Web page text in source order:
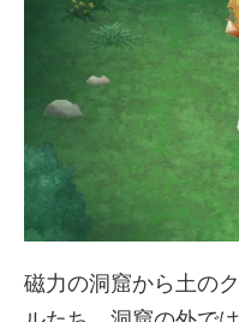
磁力の洞窟から土の